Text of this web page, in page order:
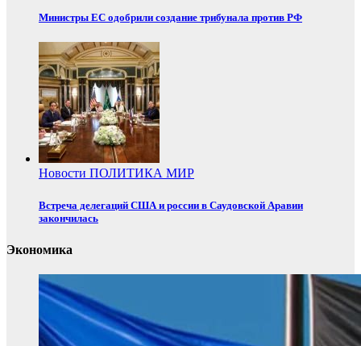
Министры ЕС одобрили создание трибунала против РФ
Новости ПОЛИТИКА МИР
Встреча делегаций США и россии в Саудовской Аравии
закончилась
Экономика